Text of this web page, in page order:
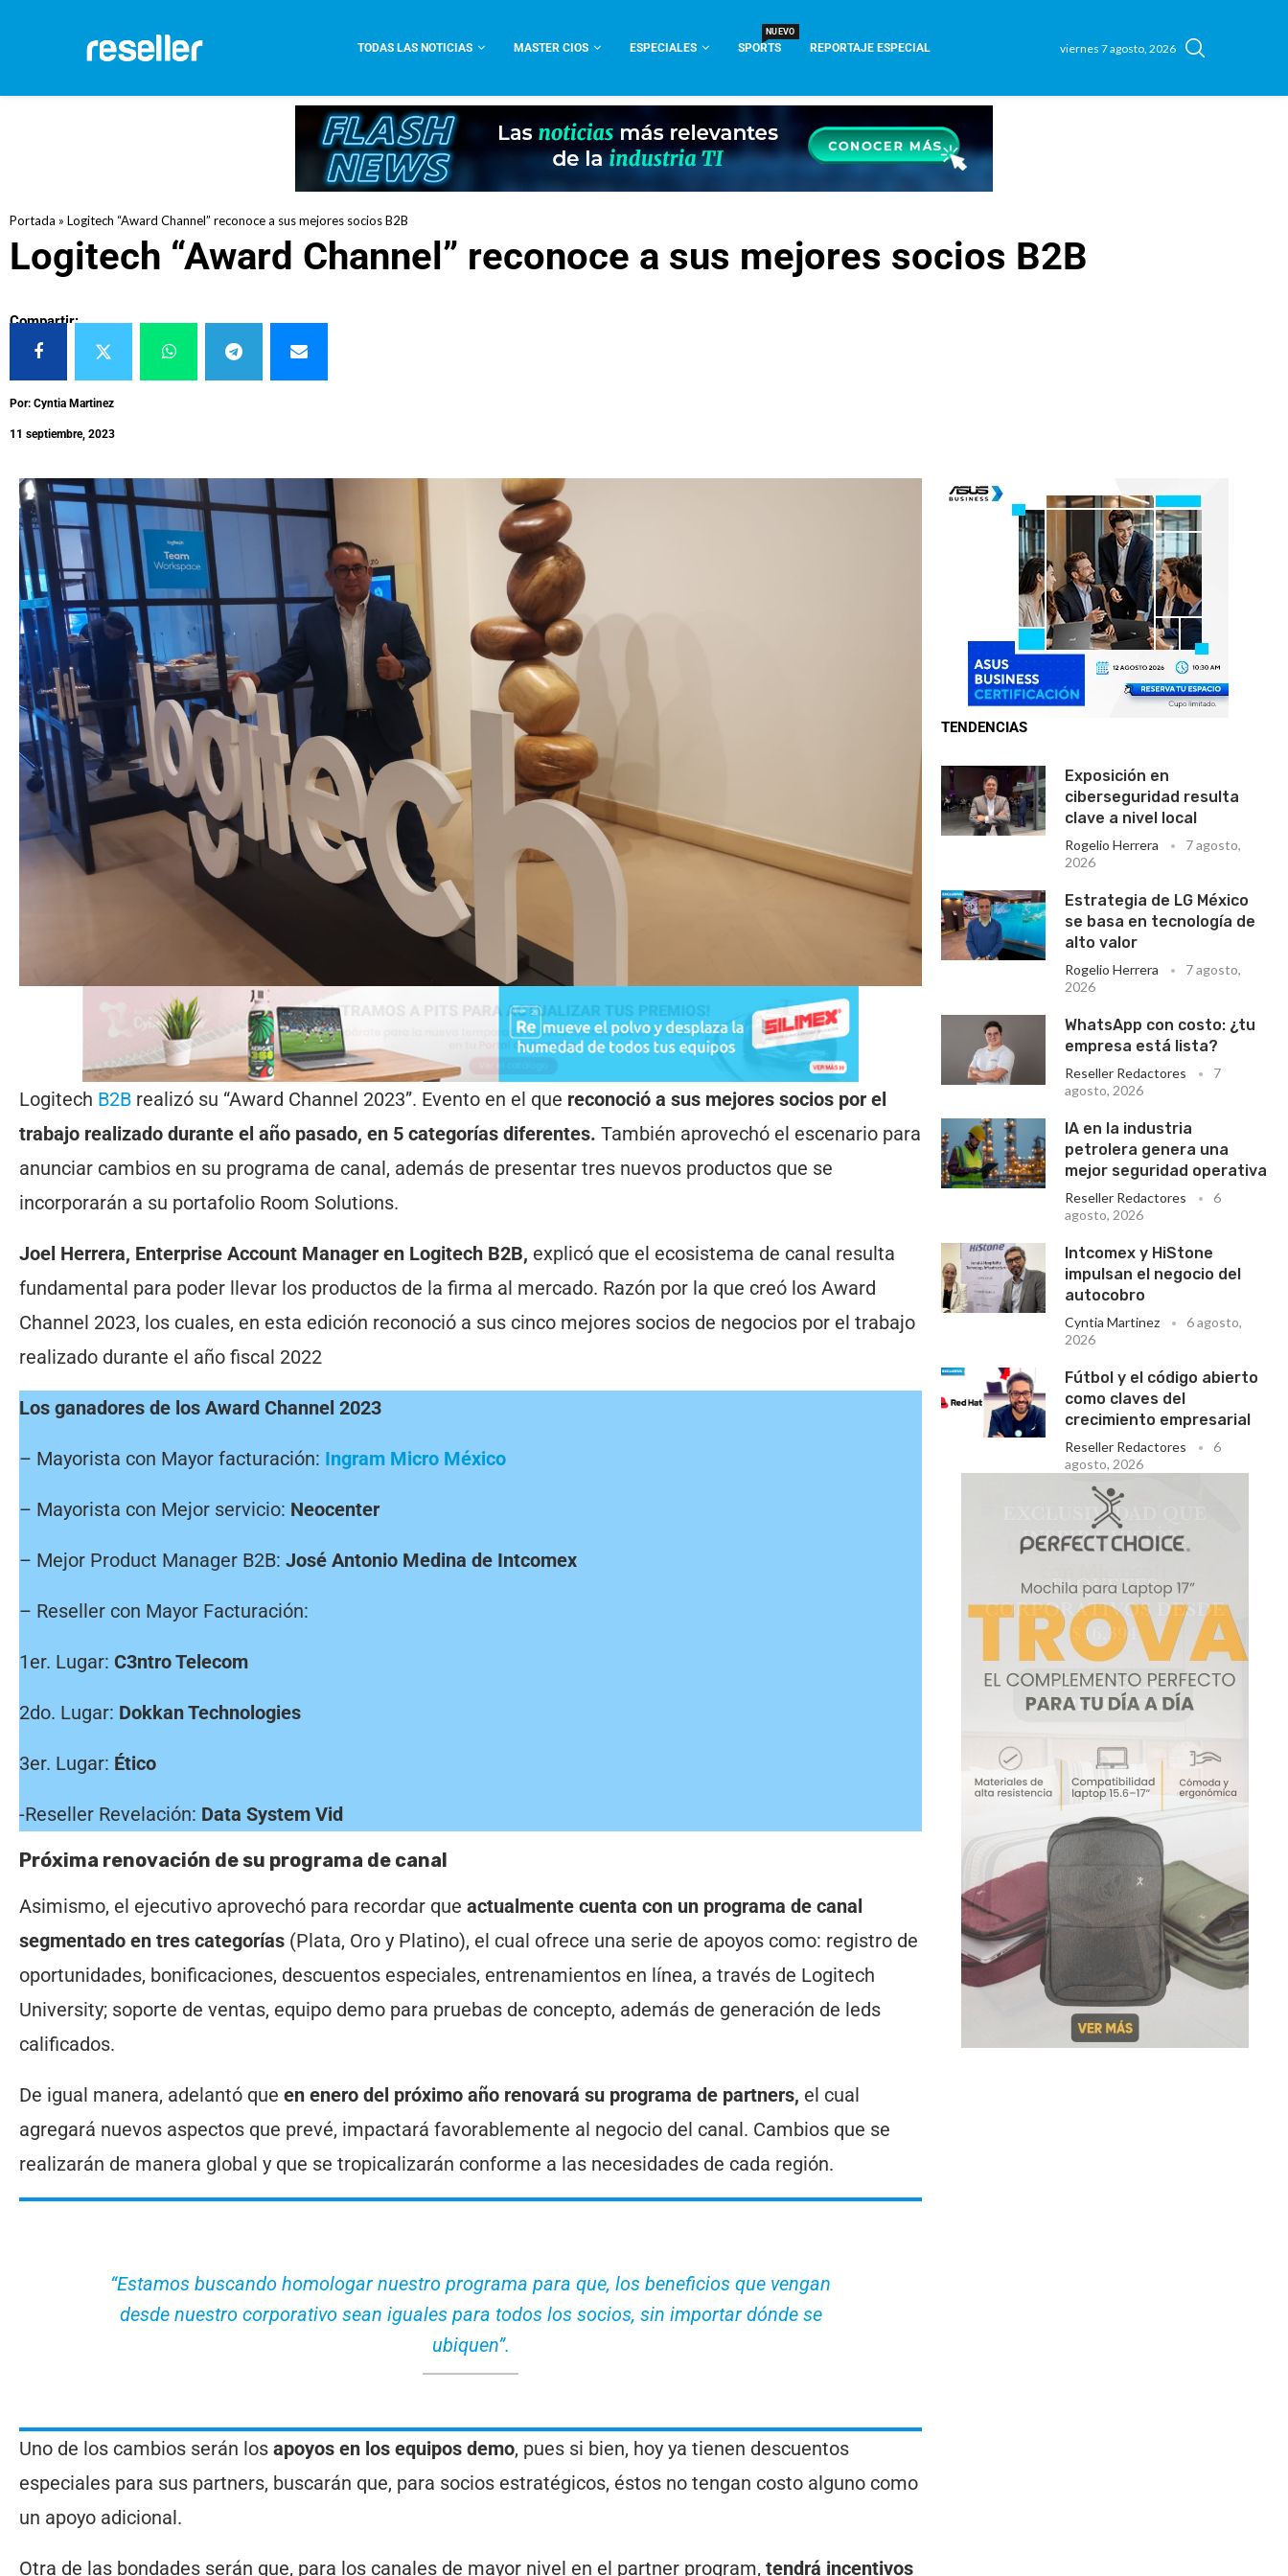
TODAS LAS NOTICIAS MASTER CIOS ESPECIALES SPORTS
NUEVO
REPORTAJE ESPECIAL viernes 7 agosto, 2026
Portada » Logitech “Award Channel” reconoce a sus mejores socios B2B
Logitech “Award Channel” reconoce a sus mejores socios B2B
Compartir:
Por: Cyntia Martinez
11 septiembre, 2023
Logitech B2B realizó su “Award Channel 2023”. Evento en el que reconoció a sus mejores socios por el
trabajo realizado durante el año pasado, en 5 categorías diferentes. También aprovechó el escenario para
anunciar cambios en su programa de canal, además de presentar tres nuevos productos que se
incorporarán a su portafolio Room Solutions.
Joel Herrera, Enterprise Account Manager en Logitech B2B, explicó que el ecosistema de canal resulta
fundamental para poder llevar los productos de la firma al mercado. Razón por la que creó los Award
Channel 2023, los cuales, en esta edición reconoció a sus cinco mejores socios de negocios por el trabajo
realizado durante el año fiscal 2022
Los ganadores de los Award Channel 2023
– Mayorista con Mayor facturación: Ingram Micro México
– Mayorista con Mejor servicio: Neocenter
– Mejor Product Manager B2B: José Antonio Medina de Intcomex
– Reseller con Mayor Facturación:
1er. Lugar: C3ntro Telecom
2do. Lugar: Dokkan Technologies
3er. Lugar: Ético
-Reseller Revelación: Data System Vid
Próxima renovación de su programa de canal
Asimismo, el ejecutivo aprovechó para recordar que actualmente cuenta con un programa de canal
segmentado en tres categorías (Plata, Oro y Platino), el cual ofrece una serie de apoyos como: registro de
oportunidades, bonificaciones, descuentos especiales, entrenamientos en línea, a través de Logitech
University; soporte de ventas, equipo demo para pruebas de concepto, además de generación de leds
calificados.
De igual manera, adelantó que en enero del próximo año renovará su programa de partners, el cual
agregará nuevos aspectos que prevé, impactará favorablemente al negocio del canal. Cambios que se
realizarán de manera global y que se tropicalizarán conforme a las necesidades de cada región.
“Estamos buscando homologar nuestro programa para que, los beneficios que vengan
desde nuestro corporativo sean iguales para todos los socios, sin importar dónde se
ubiquen”.
Uno de los cambios serán los apoyos en los equipos demo, pues si bien, hoy ya tienen descuentos
especiales para sus partners, buscarán que, para socios estratégicos, éstos no tengan costo alguno como
un apoyo adicional.
Otra de las bondades serán que, para los canales de mayor nivel en el partner program, tendrá incentivos
TENDENCIAS
Exposición en
ciberseguridad resulta
clave a nivel local
Rogelio Herrera
7 agosto,
2026
Estrategia de LG México
se basa en tecnología de
alto valor
Rogelio Herrera
7 agosto,
2026
WhatsApp con costo: ¿tu
empresa está lista?
Reseller Redactores
7
agosto, 2026
IA en la industria
petrolera genera una
mejor seguridad operativa
Reseller Redactores
6
agosto, 2026
Intcomex y HiStone
impulsan el negocio del
autocobro
Cyntia Martinez
6 agosto,
2026
Fútbol y el código abierto
como claves del
crecimiento empresarial
Reseller Redactores
6
agosto, 2026